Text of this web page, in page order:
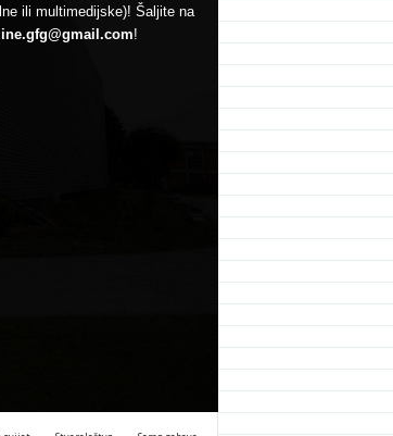
ili multimedijske)! Šaljite na
!